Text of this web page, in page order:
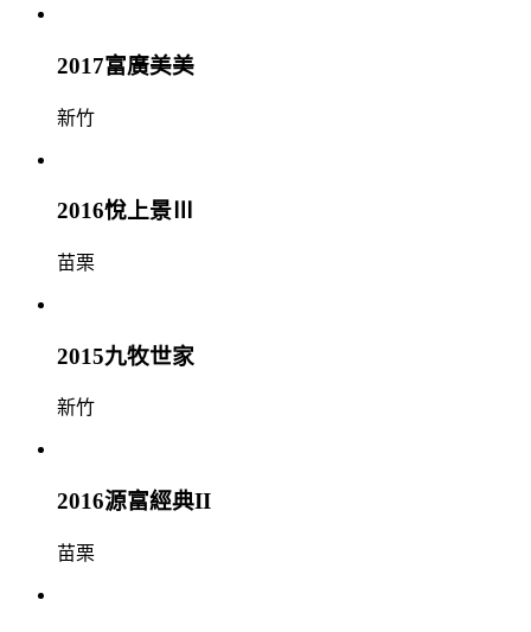
2017富廣美美
新竹
2016悅上景Ⅲ
苗栗
2015九牧世家
新竹
2016源富經典II
苗栗